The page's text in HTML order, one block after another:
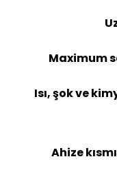
Maximum
Isı, şok ve
Ahize